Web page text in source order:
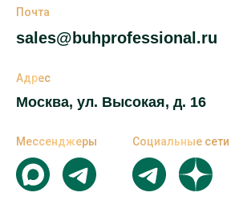
Мессенджеры
Москва, ул. Высокая, д. 16
Адрес
sales@buhprofessional.ru
Почта
Социальные сети